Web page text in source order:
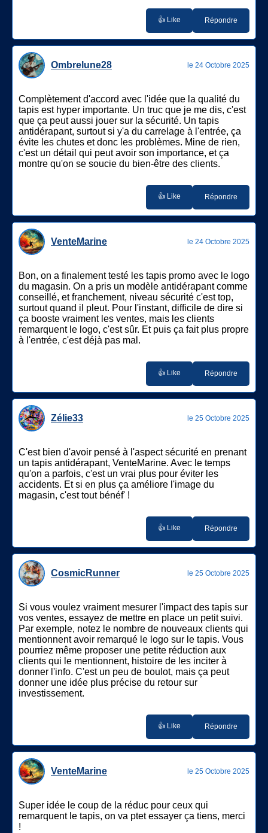
👍 Like Répondre
Ombrelune28 le 24 Octobre 2025
Complètement d'accord avec l'idée que la qualité du
tapis est hyper importante. Un truc que je me dis, c'est
que ça peut aussi jouer sur la sécurité. Un tapis
antidérapant, surtout si y'a du carrelage à l'entrée, ça
évite les chutes et donc les problèmes. Mine de rien,
c'est un détail qui peut avoir son importance, et ça
montre qu'on se soucie du bien-être des clients.
👍 Like Répondre
VenteMarine le 24 Octobre 2025
Bon, on a finalement testé les tapis promo avec le logo
du magasin. On a pris un modèle antidérapant comme
conseillé, et franchement, niveau sécurité c'est top,
surtout quand il pleut. Pour l'instant, difficile de dire si
ça booste vraiment les ventes, mais les clients
remarquent le logo, c'est sûr. Et puis ça fait plus propre
à l'entrée, c'est déjà pas mal.
👍 Like Répondre
Zélie33 le 25 Octobre 2025
C'est bien d'avoir pensé à l'aspect sécurité en prenant
un tapis antidérapant, VenteMarine. Avec le temps
qu'on a parfois, c'est un vrai plus pour éviter les
accidents. Et si en plus ça améliore l'image du
magasin, c'est tout bénéf' !
👍 Like Répondre
CosmicRunner le 25 Octobre 2025
Si vous voulez vraiment mesurer l'impact des tapis sur
vos ventes, essayez de mettre en place un petit suivi.
Par exemple, notez le nombre de nouveaux clients qui
mentionnent avoir remarqué le logo sur le tapis. Vous
pourriez même proposer une petite réduction aux
clients qui le mentionnent, histoire de les inciter à
donner l'info. C'est un peu de boulot, mais ça peut
donner une idée plus précise du retour sur
investissement.
👍 Like Répondre
VenteMarine le 25 Octobre 2025
Super idée le coup de la réduc pour ceux qui
remarquent le tapis, on va ptet essayer ça tiens, merci
!